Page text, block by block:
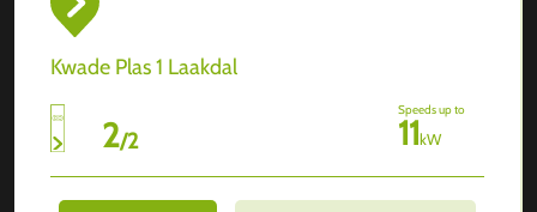
Kwade Plas 1 Laakdal
2/2
Speeds up to
11kW